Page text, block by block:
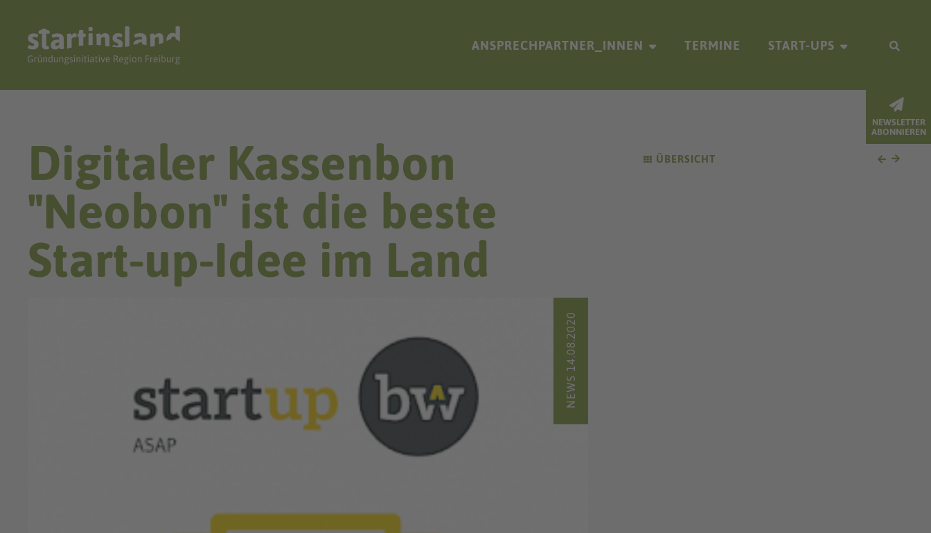
ANSPRECHPARTNER_INNEN TERMINE START-UPS
NEWSLETTER
ABONNIEREN
Digitaler Kassenbon
"Neobon" ist die beste
Start-up-Idee im Land
NEWS 14.08.2020
ÜBERSICHT